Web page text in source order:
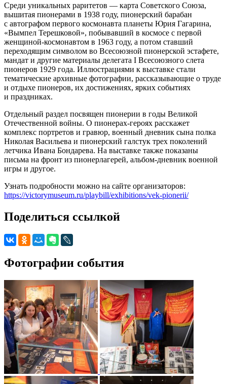
Среди уникальных раритетов — карта Советского Союза,
вышитая пионерами в 1938 году, пионерский барабан
с автографом первого космонавта планеты Юрия Гагарина,
«Вымпел Терешковой», побывавший в космосе с первой
женщиной-космонавтом в 1963 году, а потом ставший
переходящим символом во Всесоюзной пионерской эстафете,
мандат и другие материалы делегата I Всесоюзного слета
пионеров 1929 года. Иллюстрациями к выставке стали
тематические архивные фотографии, рассказывающие о труде
и отдыхе пионеров, их достижениях, ярких событиях
и праздниках.
Отдельный раздел посвящен пионерии в годы Великой
Отечественной войны. О пионерах-героях расскажет
комплекс портретов и гравюр, военный дневник сына полка
Николая Васильева и пионерский галстук трех поколений
летчика Ивана Бондарева. На выставке также показаны
письма на фронт из пионерлагерей, альбом-дневник военной
игры и другое.
Узнать подробности можно на сайте организаторов:
https://victorymuseum.ru/playbill/exhibitions/vek-pionerii/
Поделиться ссылкой
Фотографии события